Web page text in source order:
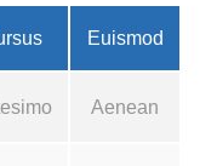
Euismod
Aenean